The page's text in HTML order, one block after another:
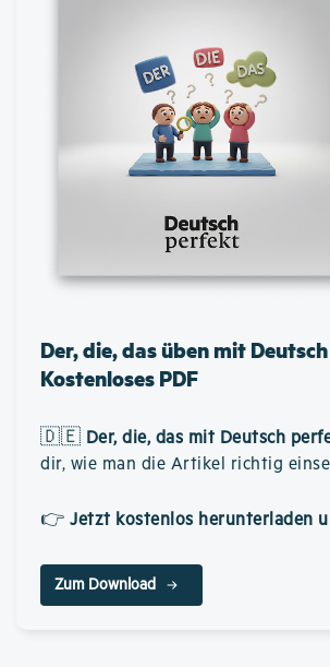
Der, die, das üben mit
Kostenloses PDF
🇩🇪 Der, die, das mit Deutsch
dir, wie man die Artikel richtig
👉 Jetzt kostenlos herunterladen
Zum Download